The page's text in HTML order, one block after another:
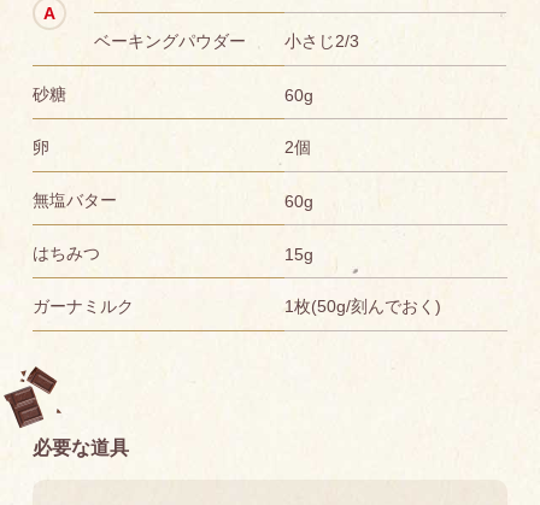
ベーキングパウダー 小さじ2/3
砂糖 60g
卵 2個
無塩バター 60g
はちみつ 15g
ガーナミルク 1枚(50g/刻んでおく)
必要な道具